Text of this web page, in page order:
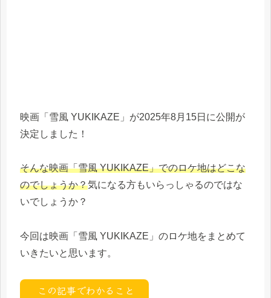
映画「雪風 YUKIKAZE」が2025年8月15日に公開が
決定しました！
そんな映画「雪風 YUKIKAZE」でのロケ地はどこな
のでしょうか？気になる方もいらっしゃるのではな
いでしょうか？
今回は映画「雪風 YUKIKAZE」のロケ地をまとめて
いきたいと思います。
この記事でわかること